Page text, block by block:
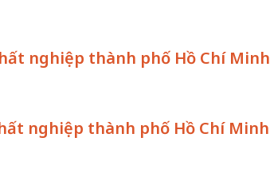
nghiệp thành phố Hồ Chí Minh
nghiệp thành phố Hồ Chí Minh